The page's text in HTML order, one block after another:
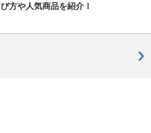
び方や人気商品を紹介！